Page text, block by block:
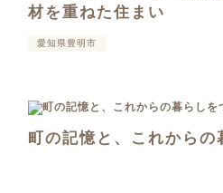
材を重ねた住まい
愛知県豊明市
町の記憶と、これからの